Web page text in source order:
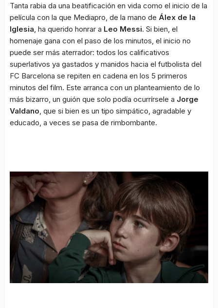
Tanta rabia da una beatificación en vida como el inicio de la
película con la que Mediapro, de la mano de Álex de la
Iglesia, ha querido honrar a Leo Messi. Si bien, el
homenaje gana con el paso de los minutos, el inicio no
puede ser más aterrador: todos los calificativos
superlativos ya gastados y manidos hacia el futbolista del
FC Barcelona se repiten en cadena en los 5 primeros
minutos del film. Este arranca con un planteamiento de lo
más bizarro, un guión que solo podía ocurrírsele a Jorge
Valdano, que si bien es un tipo simpático, agradable y
educado, a veces se pasa de rimbombante.